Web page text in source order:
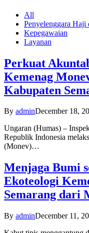
All
Penyelenggara Haji
Kepegawaian
Layanan
Perkuat
Kemenag
Kabupaten
By adminDecember 18,
Ungaran (Humas) –
Republik Indonesia
(Monev)…
Menjaga Bumi
Ekoteologi
Semarang dari
By adminDecember 11,